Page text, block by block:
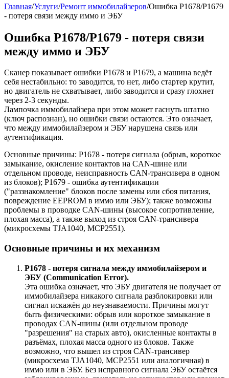
Главная/Услуги/Ремонт иммобилайзеров/Ошибка P1678/P1679
- потеря связи между иммо и ЭБУ
Ошибка P1678/P1679 - потеря связи
между иммо и ЭБУ
Сканер показывает ошибки P1678 и P1679, а машина ведёт
себя нестабильно: то заводится, то нет, либо стартер крутит,
но двигатель не схватывает, либо заводится и сразу глохнет
через 2-3 секунды.
Лампочка иммобилайзера при этом может гаснуть штатно
(ключ распознан), но ошибки связи остаются. Это означает,
что между иммобилайзером и ЭБУ нарушена связь или
аутентификация.
Основные причины: P1678 - потеря сигнала (обрыв, короткое
замыкание, окисление контактов на CAN-шине или
отдельном проводе, неисправность CAN-трансивера в одном
из блоков); P1679 - ошибка аутентификации
("раззнакомление" блоков после замены или сбоя питания,
повреждение EEPROM в иммо или ЭБУ); также возможны
проблемы в проводке CAN-шины (высокое сопротивление,
плохая масса), а также выход из строя CAN-трансивера
(микросхемы TJA1040, MCP2551).
Основные причины и их механизм
P1678 - потеря сигнала между иммобилайзером и
ЭБУ (Communication Error).
Эта ошибка означает, что ЭБУ двигателя не получает от
иммобилайзера никакого сигнала разблокировки или
сигнал искажён до неузнаваемости. Причины могут
быть физическими: обрыв или короткое замыкание в
проводах CAN-шины (или отдельном проводе
"разрешения" на старых авто), окисленные контакты в
разъёмах, плохая масса одного из блоков. Также
возможно, что вышел из строя CAN-трансивер
(микросхема TJA1040, MCP2551 или аналогичная) в
иммо или в ЭБУ. Без исправного сигнала ЭБУ остаётся